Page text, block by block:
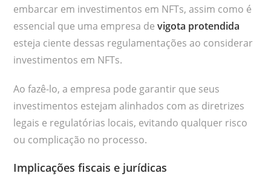
embarcar em investimentos em NFTs, assim como é
essencial que uma empresa devigota protendida
esteja ciente dessas regulamentações ao considerar
investimentos em NFTs.
Ao fazê-lo, a empresa pode garantir que seus
investimentos estejam alinhados com as diretrizes
legais e regulatórias locais, evitando qualquer risco
ou complicação no processo.
Implicações fiscais e jurídicas